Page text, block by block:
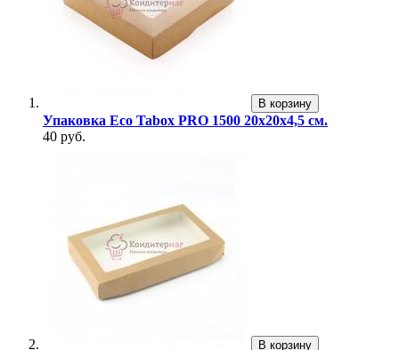
В корзину
Упаковка Eco Tabox PRO 1500 20х20х4,5 см.
40 руб.
В корзину